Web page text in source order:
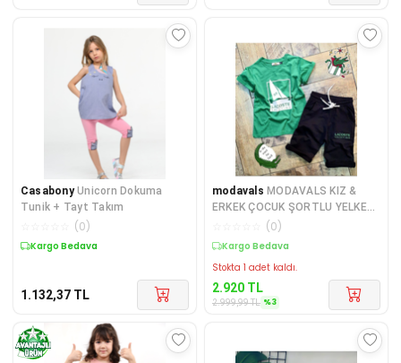
Casabony Unicorn Dokuma
Tunik + Tayt Takım
(0)
Kargo Bedava
1.132,37 TL
modavals MODAVALS KIZ &
ERKEK ÇOCUK ŞORTLU YELKEN
BASKILI YEŞİL&SİYAH ALT
(0)
Kargo Bedava
Stokta 1 adet kaldı.
2.920 TL
2.999,99TL %3